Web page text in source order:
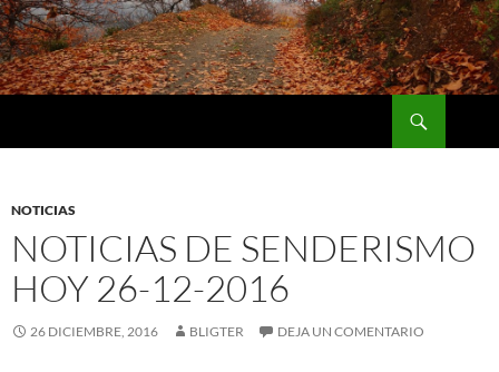
Saltar
al
contenido
NOTICIAS
NOTICIAS DE SENDERISMO
HOY 26-12-2016
26 DICIEMBRE, 2016 BLIGTER DEJA UN COMENTARIO